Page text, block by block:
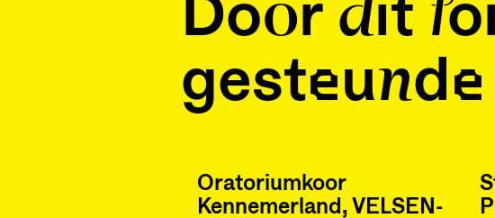
Door dit
Oratoriumkoor
Kennemerland, VELSEN-